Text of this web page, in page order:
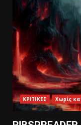
ΚΡΙΤΙΚΕΣ Χωρίς